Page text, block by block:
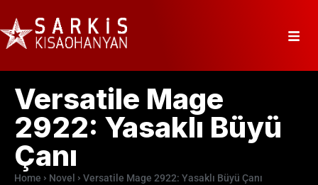
Versatile Mage
2922: Yasaklı Büyü
Çanı
Home Novel Versatile Mage 2922: Yasaklı Büyü Çanı